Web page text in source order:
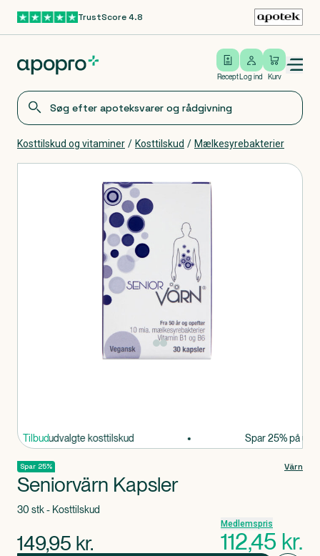
Gå til hovedindholdTrustScore 4.8
Recept
Log ind
Log ind Kurv
Open/close menu
Kosttilskud og vitaminer / Kosttilskud / Mælkesyrebakterier
Tilbud
25% på udvalgte kosttilskud Spar 25% på
Spar 25% Värn
Seniorvärn Kapsler
30 stk - Kosttilskud
149,95 kr.
Medlemspris
112,45 kr.